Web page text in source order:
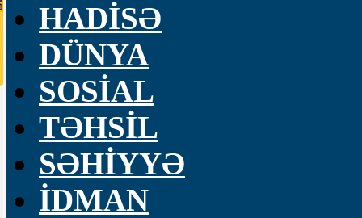
HADİSƏ
DÜNYA
SOSİAL
TƏHSİL
SƏHİYYƏ
İDMAN